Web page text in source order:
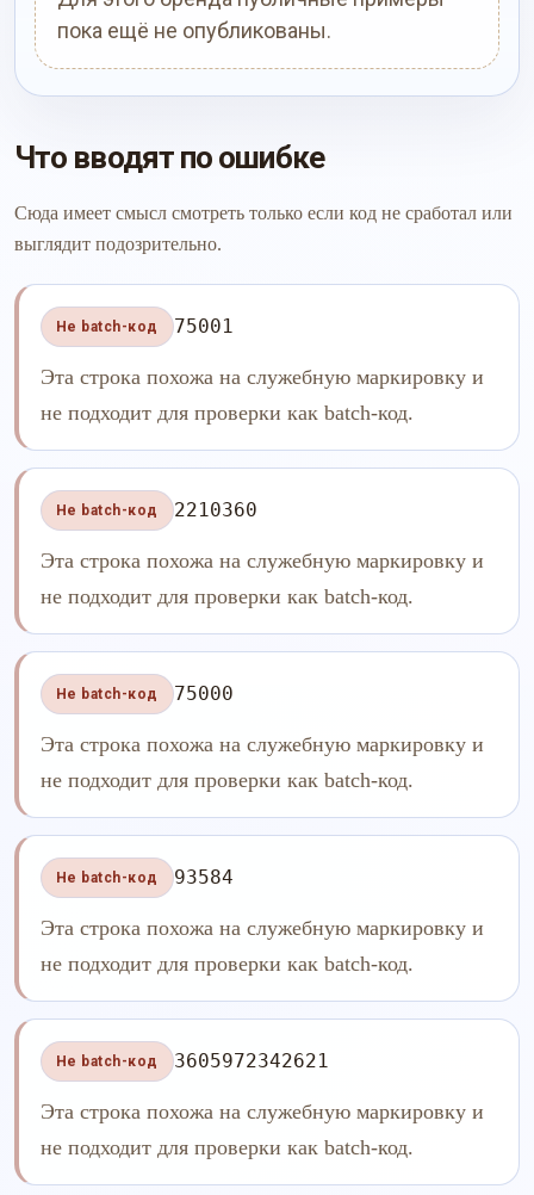
пока ещё не опубликованы.
Что вводят по ошибке
Сюда имеет смысл смотреть только если код не сработал или
выглядит подозрительно.
Не batch-код 75001
Эта строка похожа на служебную маркировку и
не подходит для проверки как batch-код.
Не batch-код 2210360
Эта строка похожа на служебную маркировку и
не подходит для проверки как batch-код.
Не batch-код 75000
Эта строка похожа на служебную маркировку и
не подходит для проверки как batch-код.
Не batch-код 93584
Эта строка похожа на служебную маркировку и
не подходит для проверки как batch-код.
Не batch-код 3605972342621
Эта строка похожа на служебную маркировку и
не подходит для проверки как batch-код.